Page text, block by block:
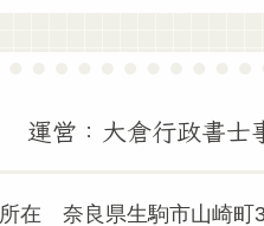
運営：大倉行政書士
所在 奈良県生駒市山崎町